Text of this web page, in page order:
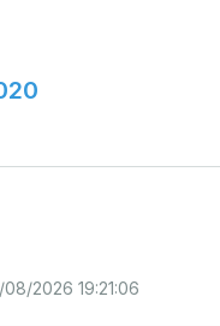
2026 19:21:06